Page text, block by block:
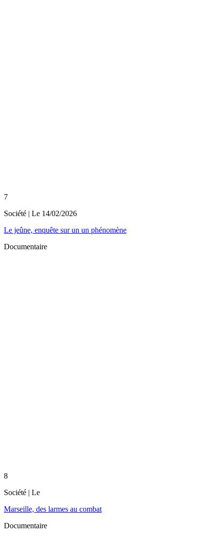
7
Société | Le 14/02/2026
Le jeûne, enquête sur un un phénomène
Documentaire
8
Société | Le
Marseille, des larmes au combat
Documentaire